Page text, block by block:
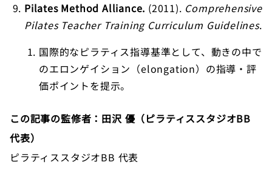
Pilates Method Alliance. (2011). Comprehensive
Pilates Teacher Training Curriculum Guidelines.
国際的なピラティス指導基準として、動きの中で
のエロンゲイション（elongation）の指導・評
価ポイントを提示。
この記事の監修者：田沢 優（ピラティススタジオBB
代表）
ピラティススタジオBB 代表